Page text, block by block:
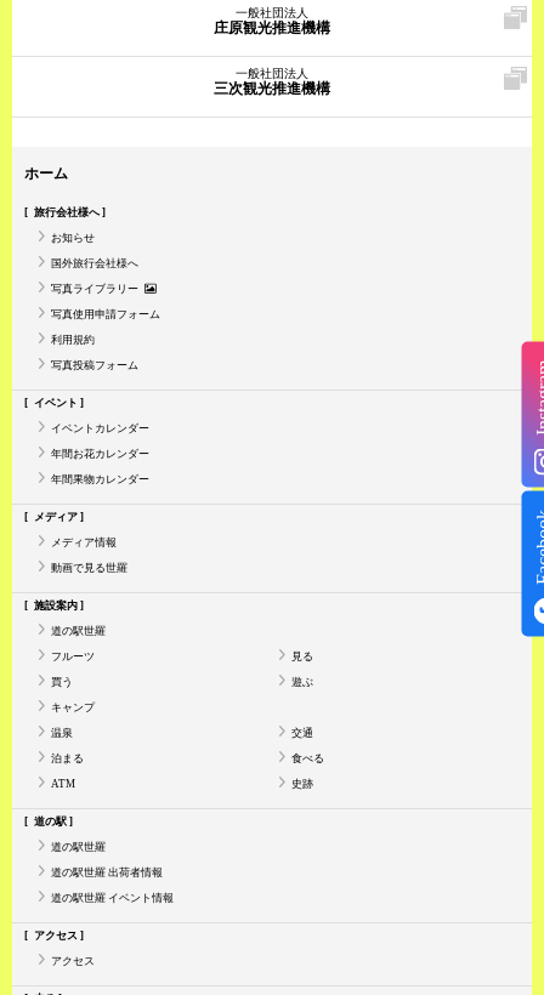
一般社団法人
庄原観光推進機構
一般社団法人
三次観光推進機構
ホーム
旅行会社様へ
お知らせ
国外旅行会社様へ
写真ライブラリー
写真使用申請フォーム
利用規約
写真投稿フォーム
イベント
イベントカレンダー
年間お花カレンダー
年間果物カレンダー
メディア
メディア情報
動画で見る世羅
施設案内
道の駅世羅
フルーツ 見る
買う 遊ぶ
キャンプ
温泉 交通
泊まる 食べる
ATM 史跡
道の駅
道の駅世羅
道の駅世羅 出荷者情報
道の駅世羅 イベント情報
アクセス
アクセス